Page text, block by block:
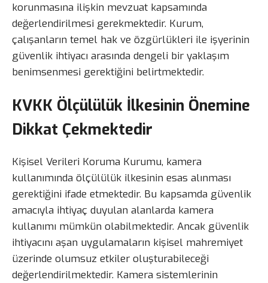
korunmasına ilişkin mevzuat kapsamında
değerlendirilmesi gerekmektedir. Kurum,
çalışanların temel hak ve özgürlükleri ile işyerinin
güvenlik ihtiyacı arasında dengeli bir yaklaşım
benimsenmesi gerektiğini belirtmektedir.
KVKK Ölçülülük İlkesinin Önemine
Dikkat Çekmektedir
Kişisel Verileri Koruma Kurumu, kamera
kullanımında ölçülülük ilkesinin esas alınması
gerektiğini ifade etmektedir. Bu kapsamda güvenlik
amacıyla ihtiyaç duyulan alanlarda kamera
kullanımı mümkün olabilmektedir. Ancak güvenlik
ihtiyacını aşan uygulamaların kişisel mahremiyet
üzerinde olumsuz etkiler oluşturabileceği
değerlendirilmektedir. Kamera sistemlerinin